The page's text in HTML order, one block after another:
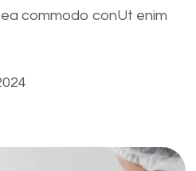
commodo conUt enim